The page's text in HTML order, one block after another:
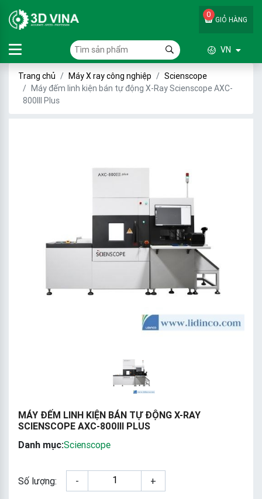
GIỎ HÀNG
0
VN
Trang chủ Máy X ray công nghiệp
Scienscope
Máy đếm linh kiện bán tự động X-Ray Scienscope AXC-
800III Plus
MÁY ĐẾM LINH KIỆN BÁN TỰ ĐỘNG X-RAY
SCIENSCOPE AXC-800III PLUS
Danh mục:Scienscope
Số lượng: - +